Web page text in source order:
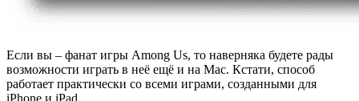
Если вы – фанат игры Among Us, то наверняка будете рады
возможности играть в неё ещё и на Mac. Кстати, способ
работает практически со всеми играми, созданными для